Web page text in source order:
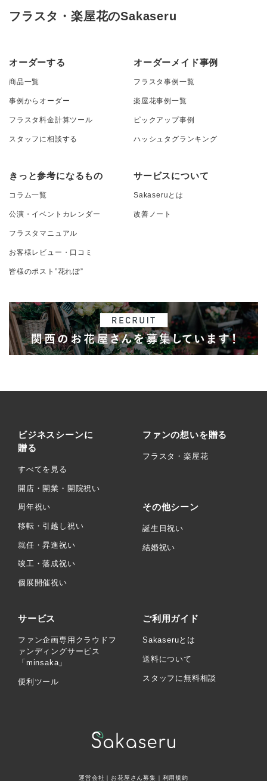
フラスタ・楽屋花のSakaseru
オーダーする
商品一覧
事例からオーダー
フラスタ料金計算ツール
スタッフに相談する
オーダーメイド事例
フラスタ事例一覧
楽屋花事例一覧
ピックアップ事例
ハッシュタグランキング
きっと参考になるもの
コラム一覧
公演・イベントカレンダー
フラスタマニュアル
お客様レビュー・口コミ
皆様のポスト”花れぽ”
サービスについて
Sakaseruとは
改善ノート
ビジネスシーンに
贈る
すべてを見る
開店・開業・開院祝い
周年祝い
移転・引越し祝い
就任・昇進祝い
竣工・落成祝い
個展開催祝い
ファンの想いを贈る
フラスタ・楽屋花
その他シーン
誕生日祝い
結婚祝い
サービス
ファン企画専用クラウドフ
ァンディングサービス
「minsaka」
便利ツール
ご利用ガイド
Sakaseruとは
送料について
スタッフに無料相談
運営会社 ｜お花屋さん募集 ｜ 利用規約